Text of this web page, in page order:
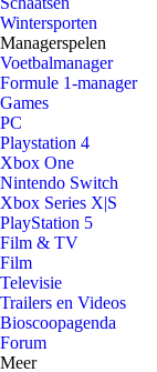
Wintersporten
Managerspelen
Voetbalmanager
Formule 1-manager
Games
PC
Playstation 4
Xbox One
Nintendo Switch
Xbox Series X|S
PlayStation 5
Film & TV
Film
Televisie
Trailers en Videos
Bioscoopagenda
Forum
Meer